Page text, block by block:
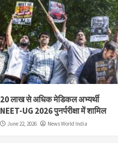
20 लाख से अधिक मेडिकल अभ्यर्थी
NEET-UG 2026 पुनर्परीक्षा में शामिल
June 22, 2026 News World India